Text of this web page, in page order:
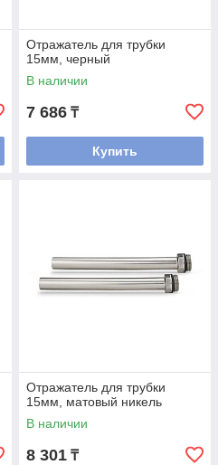
Отражатель для трубки
15мм, черный
В наличии
7 686 ₸
Купить
Отражатель для трубки
15мм, матовый никель
В наличии
8 301 ₸